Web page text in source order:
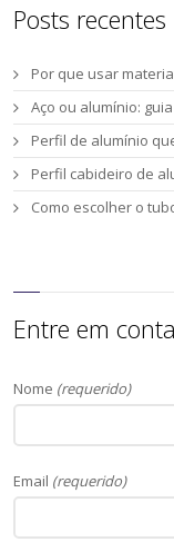
Posts recentes
Por que usar
Aço ou alumínio:
Perfil de alumínio
Perfil cabideiro de
Como escolher o
Entre em
Nome (requerido)
Email (requerido)